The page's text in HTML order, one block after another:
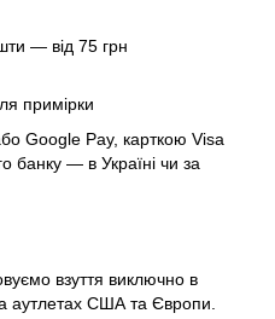
— від 75 грн
примірки
Google Pay, карткою Visa
банку — в Україні чи за
взуття виключно в
аутлетах США та Європи.